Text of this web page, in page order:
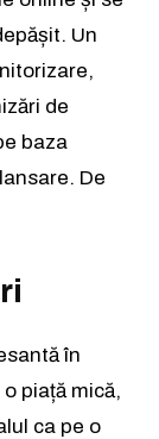
Un
de
baza
De
în
piață mică,
ca pe o